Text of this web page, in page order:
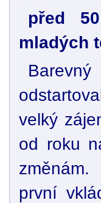
před
mladých
velký
od roku
první